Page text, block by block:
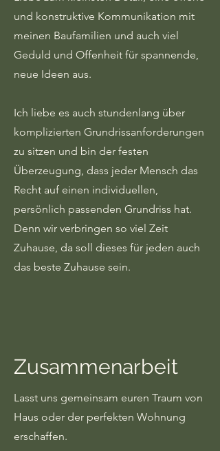
und konstruktive Kommunikation mit
meinen Baufamilien und auch viel
Geduld und Offenheit für spannende,
neue Ideen aus.
Ich liebe es auch stundenlang über
komplizierten Grundrissanforderungen
zu sitzen und bin der festen
Überzeugung, dass jeder Mensch das
Recht auf einen individuellen,
persönlich passenden Grundriss hat.
Denn wir verbringen so viel Zeit
Zuhause, da soll dieses für jeden auch
das beste Zuhause sein.
Zusammenarbeit
Lasst uns gemeinsam euren Traum von
Haus oder der perfekten Wohnung
erschaffen.